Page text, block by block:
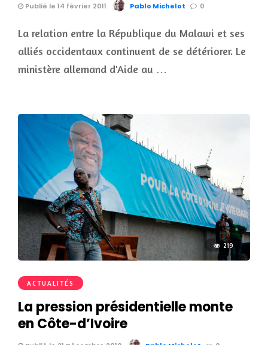
Publié le 14 février 2011 Pablo Michelot 0
La relation entre la République du Malawi et ses
alliés occidentaux continuent de se détériorer. Le
ministère allemand d'Aide au …
219
ACTUALITÉS
La pression présidentielle monte
en Côte-d’Ivoire